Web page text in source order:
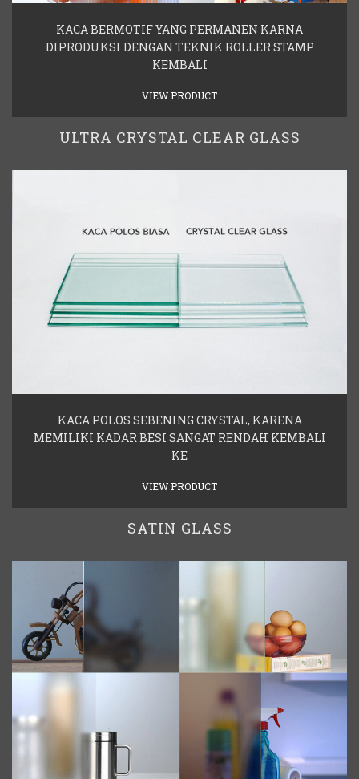
KACA BERMOTIF YANG PERMANEN KARNA
DIPRODUKSI DENGAN TEKNIK ROLLER STAMP
KEMBALI
VIEW PRODUCT
ULTRA CRYSTAL CLEAR GLASS
KACA POLOS SEBENING CRYSTAL, KARENA
MEMILIKI KADAR BESI SANGAT RENDAH KEMBALI
KE
VIEW PRODUCT
SATIN GLASS